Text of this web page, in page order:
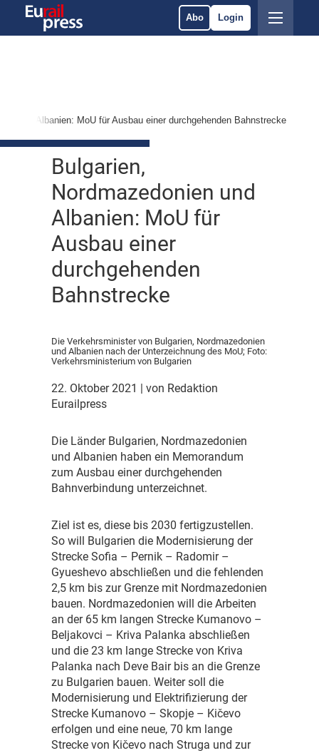
Abo Login
und Albanien: MoU für Ausbau einer durchgehenden Bahnstrecke
Bulgarien,
Nordmazedonien und
Albanien: MoU für
Ausbau einer
durchgehenden
Bahnstrecke
Die Verkehrsminister von Bulgarien, Nordmazedonien
und Albanien nach der Unterzeichnung des MoU; Foto:
Verkehrsministerium von Bulgarien
22. Oktober 2021
| von Redaktion
Eurailpress
Die Länder Bulgarien, Nordmazedonien
und Albanien haben ein Memorandum
zum Ausbau einer durchgehenden
Bahnverbindung unterzeichnet.
Ziel ist es, diese bis 2030 fertigzustellen.
So will Bulgarien die Modernisierung der
Strecke Sofia – Pernik – Radomir –
Gyueshevo abschließen und die fehlenden
2,5 km bis zur Grenze mit Nordmazedonien
bauen. Nordmazedonien will die Arbeiten
an der 65 km langen Strecke Kumanovo –
Beljakovci – Kriva Palanka abschließen
und die 23 km lange Strecke von Kriva
Palanka nach Deve Bair bis an die Grenze
zu Bulgarien bauen. Weiter soll die
Modernisierung und Elektrifizierung der
Strecke Kumanovo – Skopje – Kičevo
erfolgen und eine neue, 70 km lange
Strecke von Kičevo nach Struga und zur